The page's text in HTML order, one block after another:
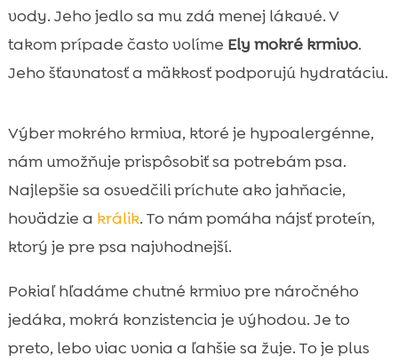
vody. Jeho jedlo sa mu zdá menej lákavé. V
takom prípade často volíme Ely mokré krmivo.
Jeho šťavnatosť a mäkkosť podporujú hydratáciu.
Výber mokrého krmiva, ktoré je hypoalergénne,
nám umožňuje prispôsobiť sa potrebám psa.
Najlepšie sa osvedčili príchute ako jahňacie,
hovädzie a králik. To nám pomáha nájsť proteín,
ktorý je pre psa najvhodnejší.
Pokiaľ hľadáme chutné krmivo pre náročného
jedáka, mokrá konzistencia je výhodou. Je to
preto, lebo viac vonia a ľahšie sa žuje. To je plus